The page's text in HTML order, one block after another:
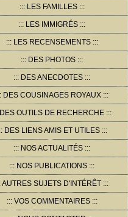
LES FAMILLES
LES IMMIGRÉS
LES RECENSEMENTS
DES PHOTOS
DES ANECDOTES
DES COUSINAGES ROYAUX
DES OUTILS DE RECHERCHE
DES LIENS AMIS ET UTILES
NOS ACTUALITÉS
NOS PUBLICATIONS
AUTRES SUJETS D'INTÉRÊT
VOS COMMENTAIRES